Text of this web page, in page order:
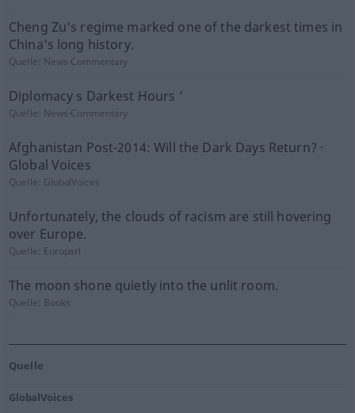
Cheng Zu's regime marked one of the darkest times in
China's long history.
Quelle: News-Commentary
Diplomacy s Darkest Hours ’
Quelle: News-Commentary
Afghanistan Post-2014: Will the Dark Days Return? ·
Global Voices
Quelle: GlobalVoices
Unfortunately, the clouds of racism are still hovering
over Europe.
Quelle: Europarl
The moon shone quietly into the unlit room.
Quelle: Books
Quelle
GlobalVoices